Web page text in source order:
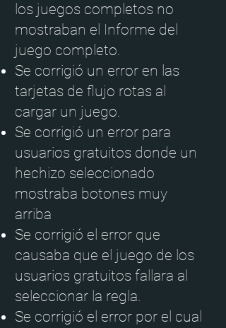
los juegos completos no
mostraban el Informe del
juego completo.
Se corrigió un error en las
tarjetas de flujo rotas al
cargar un juego.
Se corrigió un error para
usuarios gratuitos donde un
hechizo seleccionado
mostraba botones muy
arriba
Se corrigió el error que
causaba que el juego de los
usuarios gratuitos fallara al
seleccionar la regla.
Se corrigió el error por el cual